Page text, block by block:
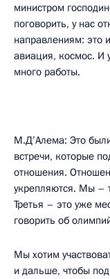
министром
поговорить, у нас
направлениям: это
авиация, космос. И
много работы.
М.Д’Алема: Это
встречи, которые
отношения.
укрепляются. Мы –
Третья – это уже
говорить об
Мы хотим
и дальше, чтобы